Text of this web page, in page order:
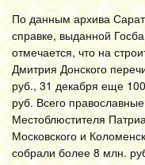
По данным архива
справке, выданной
отмечается, что на
Дмитрия Донского
руб., 31 декабря еще
руб. Всего
Местоблюстителя
Московского и
собрали более 8 млн.